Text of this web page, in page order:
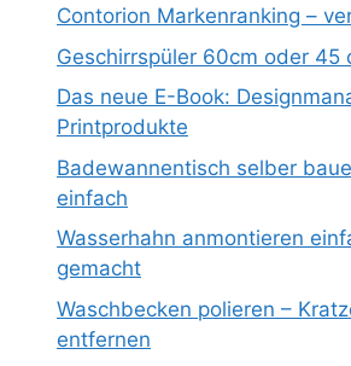
Contorion Markenranking –
Geschirrspüler 60cm oder 45
Das neue E-Book:
Printprodukte
Badewannentisch selber
einfach
Wasserhahn anmontieren
gemacht
Waschbecken polieren –
entfernen